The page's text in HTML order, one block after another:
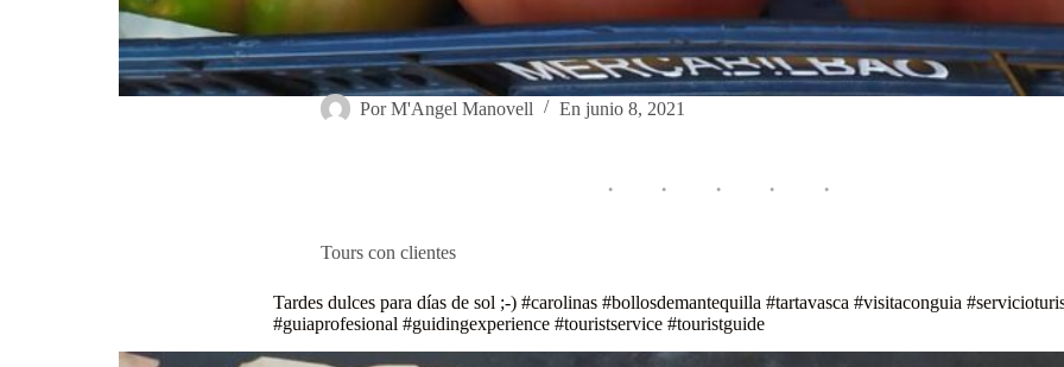
Por M'Angel Manovell En junio 8, 2021
Tours con clientes
Tardes dulces para días de sol ;-) #carolinas #bollosdemantequilla #tartavasca #visitaconguia
#guiaprofesional #guidingexperience #touristservice #touristguide